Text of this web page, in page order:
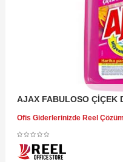
AJAX FABULOSO ÇİÇEK
Ofis Giderlerinizde Reel Çözüm